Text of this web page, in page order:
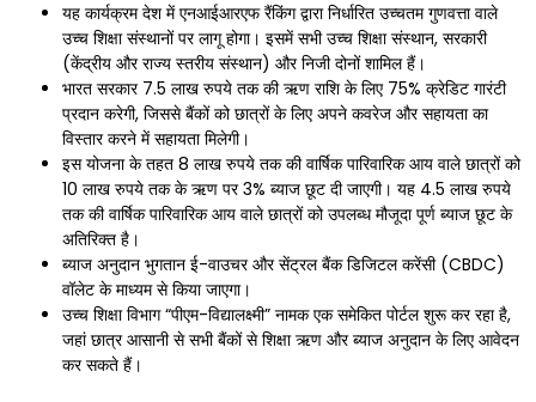
यह कार्यक्रम देश में एनआईआरएफ रैंकिंग द्वारा निर्धारित उच्चतम गुणवत्ता वाले
उच्च शिक्षा संस्थानों पर लागू होगा। इसमें सभी उच्च शिक्षा संस्थान, सरकारी
(केंद्रीय और राज्य स्तरीय संस्थान) और निजी दोनों शामिल हैं।
भारत सरकार 7.5 लाख रुपये तक की ऋण राशि के लिए 75% क्रेडिट गारंटी
प्रदान करेगी, जिससे बैंकों को छात्रों के लिए अपने कवरेज और सहायता का
विस्तार करने में सहायता मिलेगी।
इस योजना के तहत 8 लाख रुपये तक की वार्षिक पारिवारिक आय वाले छात्रों को
10 लाख रुपये तक के ऋण पर 3% ब्याज छूट दी जाएगी। यह 4.5 लाख रुपये
तक की वार्षिक पारिवारिक आय वाले छात्रों को उपलब्ध मौजूदा पूर्ण ब्याज छूट के
अतिरिक्त है।
ब्याज अनुदान भुगतान ई-वाउचर और सेंट्रल बैंक डिजिटल करेंसी (CBDC)
वॉलेट के माध्यम से किया जाएगा।
उच्च शिक्षा विभाग “पीएम-विद्यालक्ष्मी” नामक एक समेकित पोर्टल शुरू कर रहा है,
जहां छात्र आसानी से सभी बैंकों से शिक्षा ऋण और ब्याज अनुदान के लिए आवेदन
कर सकते हैं।